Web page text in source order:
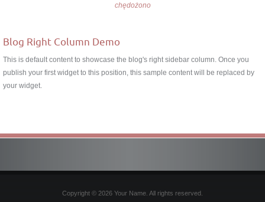
chędożono
Blog Right Column Demo
This is default content to showcase the blog's right sidebar column. Once you
publish your first widget to this position, this sample content will be replaced by
your widget.
Copyright © 2026 Your Name. All rights reserved.